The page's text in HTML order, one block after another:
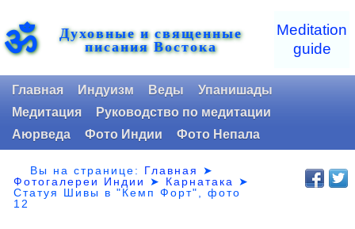
ॐ Духовные и священные
писания Востока
Meditation
guide
Главная Индуизм Веды
Упанишады
Медитация
Руководство по медитации
Аюрведа
Фото Индии Фото Непала
Вы на странице: Главная
➤
Фотогалереи Индии
➤ Карнатака
➤
Статуя Шивы в "Кемп Форт", фото
12